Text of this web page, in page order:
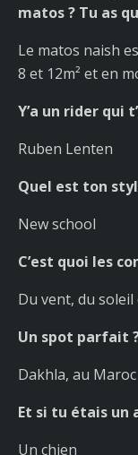
matos ? Tu as
Le matos naish
8 et 12m² et en
Y’a un rider qui
Ruben Lenten
Quel est ton
New school
C’est quoi les
Du vent, du
Un spot parfait
Dakhla, au Maroc
Et si tu étais un
Un chien